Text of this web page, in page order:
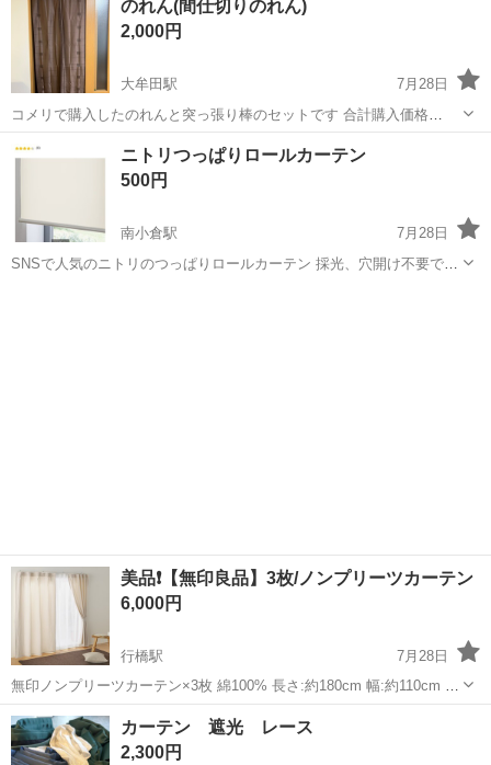
カーテンレール
のれん(間仕切りのれん)
2,000円
大牟田駅
7月28日
コメリで購入したのれんと突っ張り棒のセットです 合計購入価格
2,578円の品になります 美品です サイズ のれん:横幅 90cm×高さ
200cm 突っ張り棒:70〜120cm
福岡 大牟田駅
ニトリつっぱりロールカーテン
500円
南小倉駅
7月28日
SNSで人気のニトリのつっぱりロールカーテン 採光、穴開け不要で
美品❗️【無印良品】3枚/ノンプリーツカーテン
6,000円
行橋駅
7月28日
無印ノンプリーツカーテン×3枚 綿100% 長さ:約180cm 幅:約110cm 匂
いもせず比較的綺麗だと思います。
福岡 行橋市 カーテン、ブラインド
カーテン 遮光 レース
2,300円